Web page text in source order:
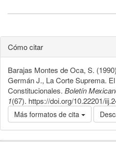
Cómo citar
Barajas Montes de Oca, S.
Germán J., La Corte Suprema.
Constitucionales. Boletín
1(67). https://doi.org/10.22201/
Más formatos de cita